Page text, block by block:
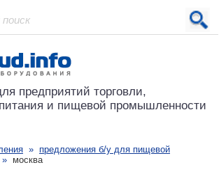
в 2001 году
предприятий торговли,
и пищевой промышленности
» предложения б/у для пищевой
» москва